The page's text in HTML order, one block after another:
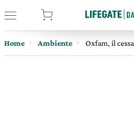
Home Ambiente Oxfam, il